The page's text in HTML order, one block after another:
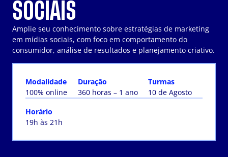
SOCIAIS
Amplie seu conhecimento sobre estratégias de marketing
em mídias sociais, com foco em comportamento do
consumidor, análise de resultados e planejamento criativo.
Modalidade
100% online
Duração
360 horas – 1 ano
Turmas
10 de Agosto
Horário
19h às 21h